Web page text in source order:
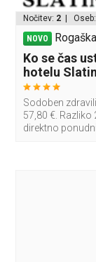
Nočitev: 2 | Oseb:
NOVO
Ko se čas
hotelu
Sodoben
57,80 €.
direktno